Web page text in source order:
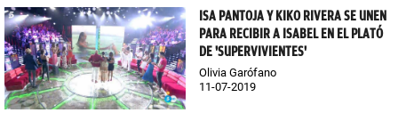
ISA PANTOJA Y KIKO RIVERA SE UNEN
PARA RECIBIR A ISABEL EN EL PLATÓ
DE 'SUPERVIVIENTES'
Olivia Garófano
11-07-2019